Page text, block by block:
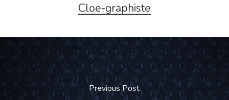
Cloe-graphiste
Previous Post